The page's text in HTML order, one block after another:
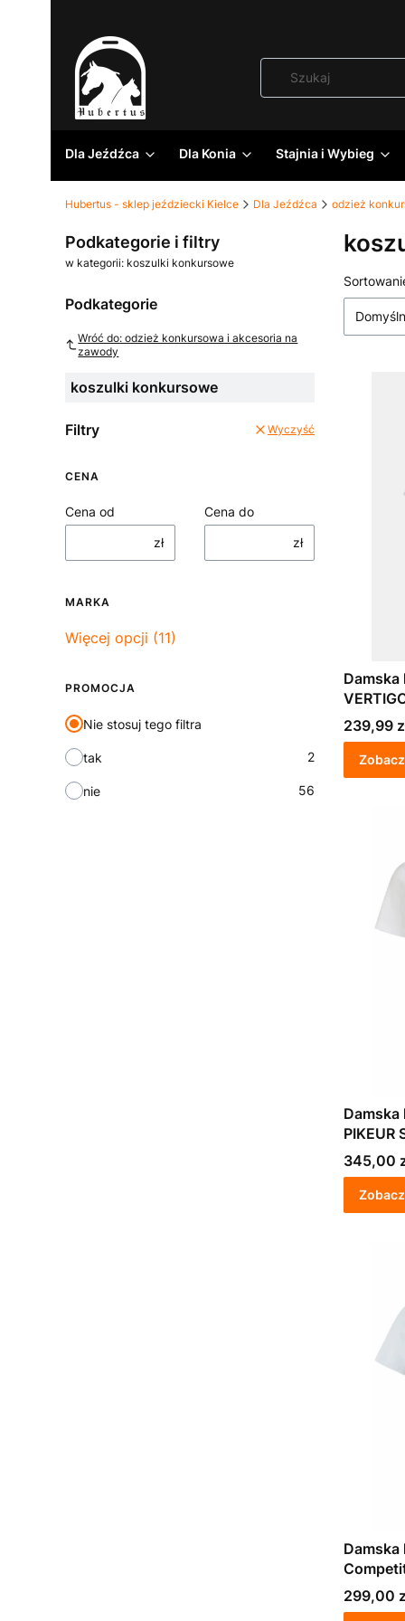
Dla Jeźdźca Dla Konia Stajnia i Wybieg
Hubertus - sklep jeździecki Kielce Dla Jeźdźca odzież
Podkategorie i filtry
w kategorii: koszulki konkursowe
Podkategorie
Wróć do: odzież konkursowa i akcesoria na
zawody
koszulki konkursowe
Filtry Wyczyść
CENA
Cena od
zł
Cena do
zł
MARKA
Marka
Więcej opcji (11)
PROMOCJA
Nie stosuj tego filtra
tak 2
nie 56
Lista
Cena
239,99
PIKEUR
Cena
345,00
Damska
błękitna
Cena
299,00